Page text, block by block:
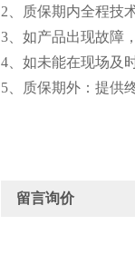
2、质保期内全
3、如产品出现故障
4、如未能在现场及
5、质保期外：提供
留言询价